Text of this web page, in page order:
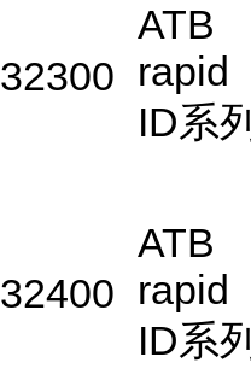
32300
ATB
rapid
ID系列
32400
ATB
rapid
ID系列